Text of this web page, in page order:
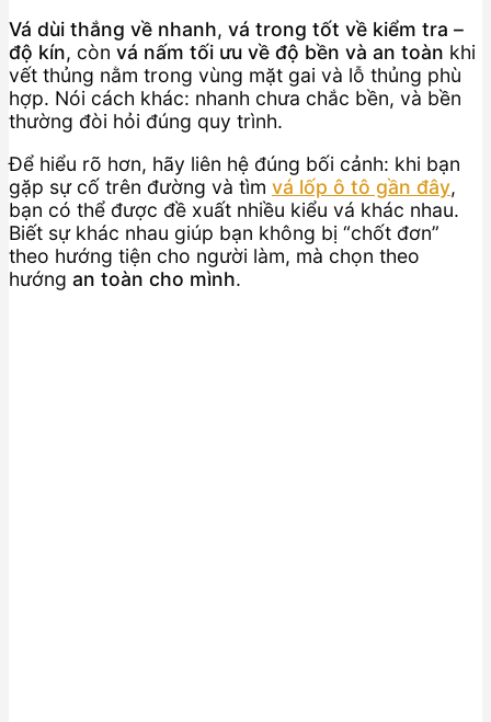
Vá dùi thắng về nhanh, vá trong tốt về kiểm tra –
độ kín, còn vá nấm tối ưu về độ bền và an toàn khi
vết thủng nằm trong vùng mặt gai và lỗ thủng phù
hợp. Nói cách khác: nhanh chưa chắc bền, và bền
thường đòi hỏi đúng quy trình.
Để hiểu rõ hơn, hãy liên hệ đúng bối cảnh: khi bạn
gặp sự cố trên đường và tìm vá lốp ô tô gần đây,
bạn có thể được đề xuất nhiều kiểu vá khác nhau.
Biết sự khác nhau giúp bạn không bị “chốt đơn”
theo hướng tiện cho người làm, mà chọn theo
hướng an toàn cho mình.